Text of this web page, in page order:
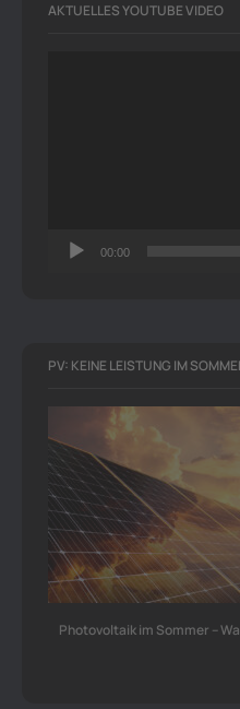
AKTUELLES YOUTUBE VIDEO
00:00
PV: KEINE LEISTUNG IM
Photovoltaik im Sommer –